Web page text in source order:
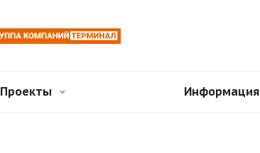
Проекты Информация